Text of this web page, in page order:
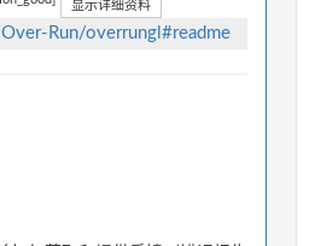
显示详细资料
Run/overrungl#readme